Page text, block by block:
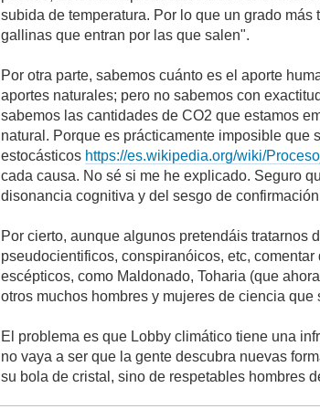
subida de temperatura. Por lo que un grado
gallinas que entran por las que salen".
Por otra parte, sabemos cuánto es el aporte
aportes naturales; pero no sabemos con
sabemos las cantidades de CO2 que estamos
natural. Porque es prácticamente imposible
estocásticos https://es.wikipedia.org/wiki/
cada causa. No sé si me he explicado. Seguro
disonancia cognitiva y del sesgo de
Por cierto, aunque algunos pretendáis tratarnos
pseudocientificos, conspiranóicos, etc,
escépticos, como Maldonado, Toharia (que
otros muchos hombres y mujeres de ciencia
El problema es que Lobby climático tiene una
no vaya a ser que la gente descubra nuevas
su bola de cristal, sino de respetables hombres